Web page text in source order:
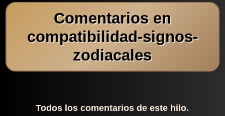
Comentarios en
compatibilidad-signos-
zodiacales
Todos los comentarios de este hilo.